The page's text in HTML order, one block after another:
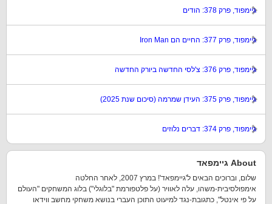
גיימפוד, פרק 378: הודים
גיימפוד, פרק 377: החיים הם Iron Man
גיימפוד, פרק 376: צ'לסי החדשה ביורק החדשה
גיימפוד, פרק 375: העידן שמרמה (סיכום שנת 2025)
גיימפוד, פרק 374: דברים נלוזים
About גיימפאד
שלום, וברוכים הבאים ל'גיימפאד'! במרץ 2007, לאחר החלטה
אימפולסיבית-משהו, עלה לאוויר (על פלטפורמת "בלוגלי") בלוג המשחקים "העולם
על פי אינטל", כתגובת-נגד למיעוט התוכן העברי בנושא משחקי מחשב ווידאו